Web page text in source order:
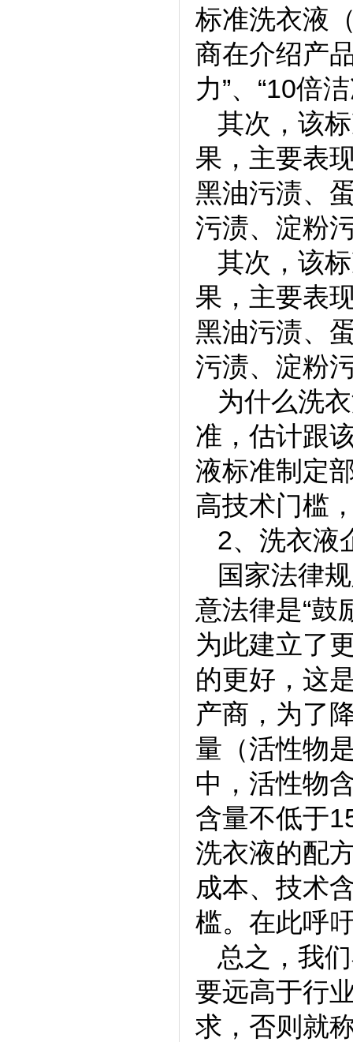
标准洗衣液
商在介绍产
力”、“10倍
其次，该
果，主要表
黑油污渍、
污渍、淀粉
其次，该
果，主要表
黑油污渍、
污渍、淀粉
为什么洗
准，估计跟
液标准制定
高技术门槛
2、洗衣液
国家法律
意法律是“鼓
为此建立了
的更好，这
产商，为了
量（活性物
中，活性物
含量不低于
洗衣液的配
成本、技术
槛。在此呼
总之，我
要远高于行
求，否则就